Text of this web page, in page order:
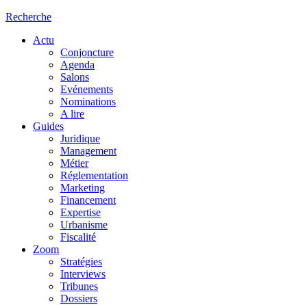
Recherche
Actu
Conjoncture
Agenda
Salons
Evénements
Nominations
A lire
Guides
Juridique
Management
Métier
Réglementation
Marketing
Financement
Expertise
Urbanisme
Fiscalité
Zoom
Stratégies
Interviews
Tribunes
Dossiers